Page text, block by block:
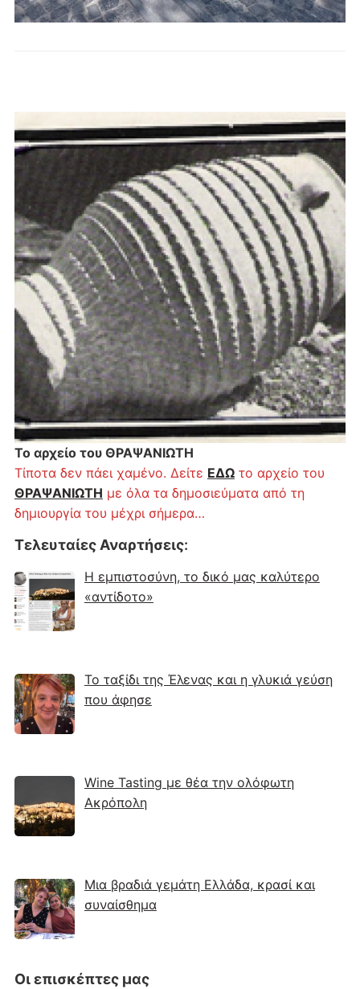
Το αρχείο του ΘΡΑΨΑΝΙΩΤΗ
Τίποτα δεν πάει χαμένο. Δείτε ΕΔΩτο αρχείο του
ΘΡΑΨΑΝΙΩΤΗ με όλα τα δημοσιεύματα από τη
δημιουργία του μέχρι σήμερα…
Τελευταίες Αναρτήσεις:
Η εμπιστοσύνη, το δικό μας καλύτερο
«αντίδοτο»
Το ταξίδι της Έλενας και η γλυκιά γεύση
που άφησε
Wine Tasting με θέα την ολόφωτη
Ακρόπολη
Μια βραδιά γεμάτη Ελλάδα, κρασί και
συναίσθημα
Οι επισκέπτες μας